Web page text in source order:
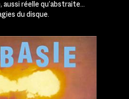
réelle qu’abstraite…
du disque.